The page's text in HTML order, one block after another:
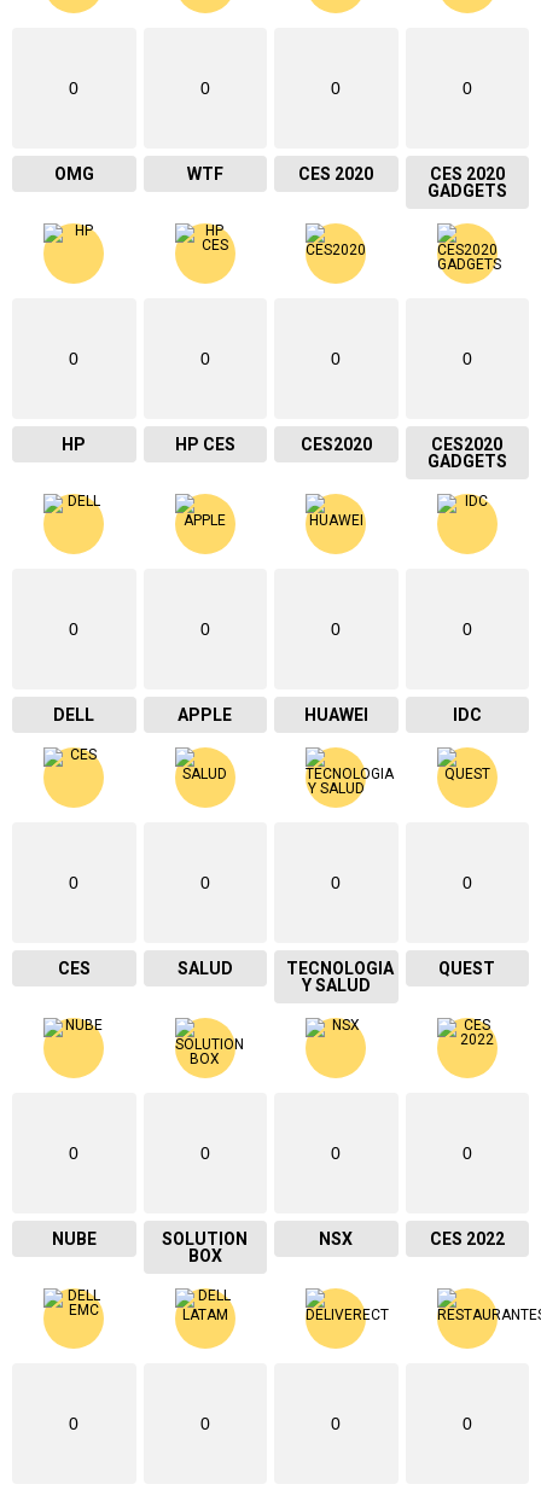
0
OMG
0
WTF
0
CES 2020
0
CES 2020
GADGETS
0
HP
0
HP CES
0
CES2020
0
CES2020
GADGETS
0
DELL
0
APPLE
0
HUAWEI
0
IDC
0
CES
0
SALUD
0
TECNOLOGIA
Y SALUD
0
QUEST
0
NUBE
0
SOLUTION
BOX
0
NSX
0
CES 2022
0 0 0 0